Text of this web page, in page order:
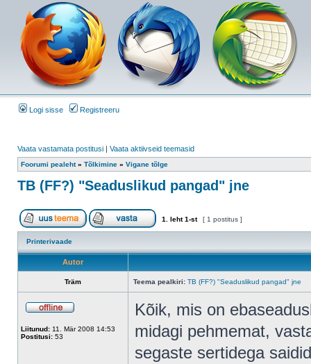
Logi sisse Registreeru
Vaata vastamata postitusi | Vaata aktiivseid teemasid
Foorumi pealeht» Tõlkimine » Vigane tõlge
TB (FF?) "Seaduslikud pangad" jne
1 . leht1-st [ 1 postitus ]
Printerivaade
Autor
Träm Teema pealkiri: TB (FF?) "Seaduslikud pangad" jne
Liitunud: 11. Mär 2008 14:53
Postitusi: 53
Kõik, mis on
midagi pehmemat,
segaste sertidega